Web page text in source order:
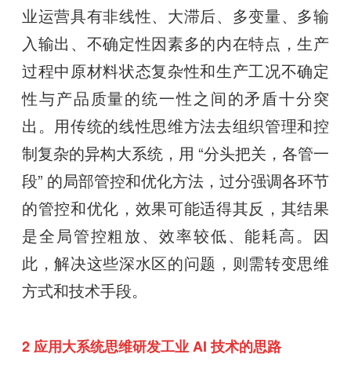
业运营具有非线性、大滞后、多变量、多输
入输出、不确定性因素多的内在特点，生产
过程中原材料状态复杂性和生产工况不确定
性与产品质量的统一性之间的矛盾十分突
出。用传统的线性思维方法去组织管理和控
制复杂的异构大系统，用 “分头把关，各管一
段” 的局部管控和优化方法，过分强调各环节
的管控和优化，效果可能适得其反，其结果
是全局管控粗放、效率较低、能耗高。因
此，解决这些深水区的问题，则需转变思维
方式和技术手段。
2 应用大系统思维研发工业 AI 技术的思路